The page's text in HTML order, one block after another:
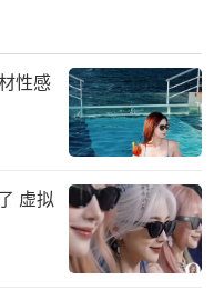
易出数据的分子生
，一种舆论开始甚
做技术的，不是做
等情况接踵而至。
任何学生。但也有
学生都一直坚持下
性感
虚拟